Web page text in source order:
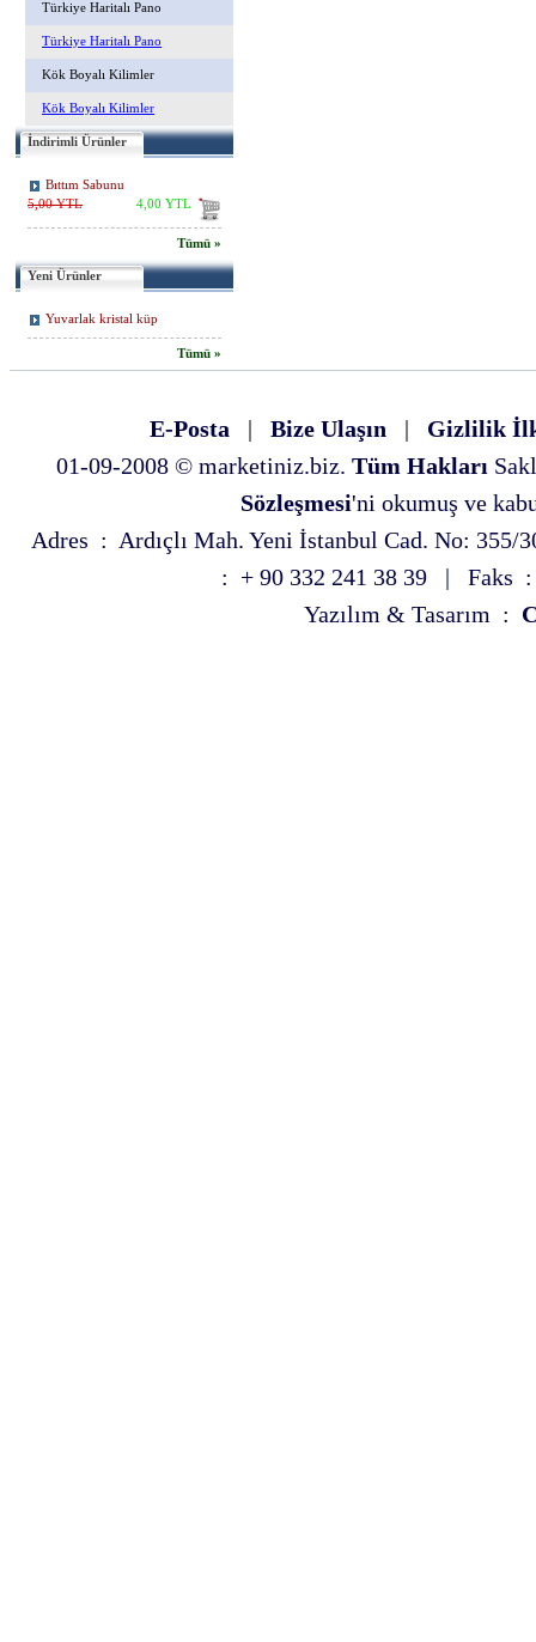
Türkiye Haritalı Pano
Türkiye Haritalı Pano
Kök Boyalı Kilimler
Kök Boyalı Kilimler
İndirimli Ürünler
Bıttım Sabunu
5,00 YTL
4,00 YTL
Tümü »
Yeni Ürünler
Yuvarlak kristal küp
Tümü »
E-Posta | Bize Ulaşın | Gizlilik
01-09-2008 © marketiniz.biz. Tüm Hakları
Sözleşmesi'ni okumuş ve
Adres : Ardıçlı Mah. Yeni İstanbul Cad. No:
: + 90 332 241 38 39 | Faks :
Yazılım & Tasarım :